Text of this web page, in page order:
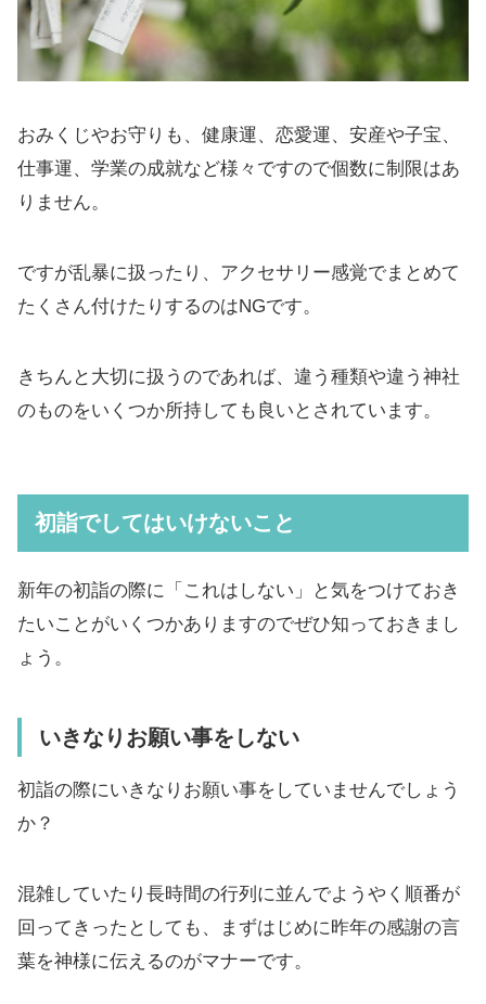
おみくじやお守りも、健康運、恋愛運、安産や子宝、
仕事運、学業の成就など様々ですので個数に制限はあ
りません。
ですが乱暴に扱ったり、アクセサリー感覚でまとめて
たくさん付けたりするのはNGです。
きちんと大切に扱うのであれば、違う種類や違う神社
のものをいくつか所持しても良いとされています。
初詣でしてはいけないこと
新年の初詣の際に「これはしない」と気をつけておき
たいことがいくつかありますのでぜひ知っておきまし
ょう。
いきなりお願い事をしない
初詣の際にいきなりお願い事をしていませんでしょう
か？
混雑していたり長時間の行列に並んでようやく順番が
回ってきったとしても、まずはじめに昨年の感謝の言
葉を神様に伝えるのがマナーです。